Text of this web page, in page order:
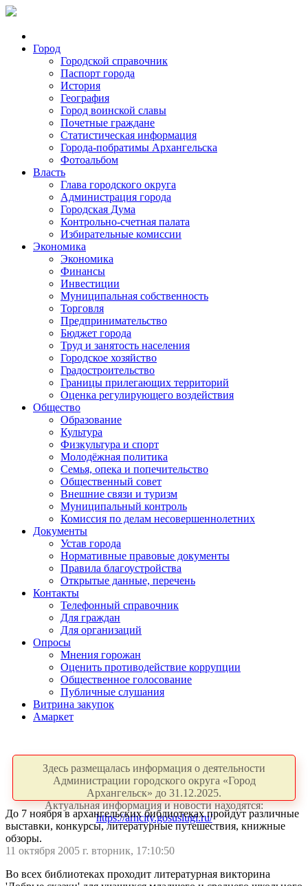
Город
Городской справочник
Паспорт города
История
География
Город воинской славы
Почетные граждане
Статистическая информация
Города-побратимы Архангельска
Фотоальбом
Власть
Глава городского округа
Администрация города
Городская Дума
Контрольно-счетная палата
Избирательные комиссии
Экономика
Экономика
Финансы
Инвестиции
Муниципальная собственность
Торговля
Предпринимательство
Бюджет города
Труд и занятость населения
Городское хозяйство
Градостроительство
Границы прилегающих территорий
Оценка регулирующего воздействия
Общество
Образование
Культура
Физкультура и спорт
Молодёжная политика
Семья, опека и попечительство
Общественный совет
Внешние связи и туризм
Муниципальный контроль
Комиссия по делам несовершеннолетних
Документы
Устав города
Нормативные правовые документы
Правила благоустройства
Открытые данные, перечень
Контакты
Телефонный справочник
Для граждан
Для организаций
Опросы
Мнения горожан
Оценить противодействие коррупции
Общественное голосование
Публичные слушания
Витрина закупок
Амаркет
Здесь размещалась информация о деятельности
Администрации городского округа «Город
Архангельск» до 31.12.2025.
Актуальная информация и новости находятся:
https://arhcity.gosuslugi.ru/
До 7 ноября в архангельских библиотеках пройдут различные
выставки, конкурсы, литературные путешествия, книжные
обзоры.
11 октября 2005 г. вторник, 17:10:50
Во всех библиотеках проходит литературная викторина